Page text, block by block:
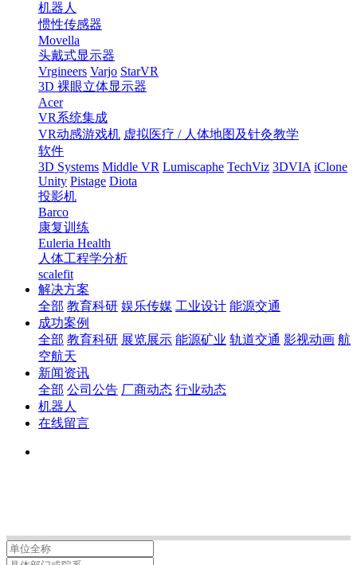
机器人
惯性传感器
Movella
头戴式显示器
Vrgineers Varjo StarVR
3D 裸眼立体显示器
Acer
VR系统集成
VR动感游戏机 虚拟医疗 / 人体地图及针灸教学
软件
3D Systems Middle VR Lumiscaphe TechViz 3DVIA iClone
Unity Pistage Diota
投影机
Barco
康复训练
Euleria Health
人体工程学分析
scalefit
解决方案
全部 教育科研 娱乐传媒 工业设计 能源交通
成功案例
全部 教育科研 展览展示 能源矿业 轨道交通 影视动画 航
空航天
新闻资讯
全部 公司公告 厂商动态 行业动态
机器人
在线留言